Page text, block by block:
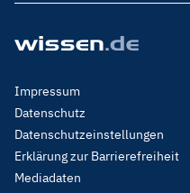
Footer
Menu
Legal
Impressum
Datenschutz
Datenschutzeinstellungen
Erklärung zur Barrierefreiheit
Mediadaten